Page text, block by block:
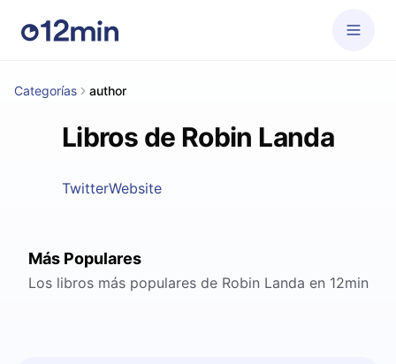
Categorías author
Libros de Robin Landa
TwitterWebsite
Más Populares
Los libros más populares de Robin Landa en 12min